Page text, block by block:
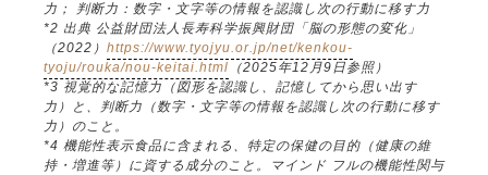
力； 判断力：数字・文字等の情報を認識し次の行動に移す力
*2 出典 公益財団法人長寿科学振興財団「脳の形態の変化」
（2022） https://www.tyojyu.or.jp/net/kenkou-
tyoju/rouka/nou-keitai.html （2025年12月9日参照）
*3 視覚的な記憶力（図形を認識し、記憶してから思い出す
力）と、判断力（数字・文字等の情報を認識し次の行動に移す
力）のこと。
*4 機能性表示食品に含まれる、特定の保健の目的（健康の維
持・増進等）に資する成分のこと。マインド フルの機能性関与